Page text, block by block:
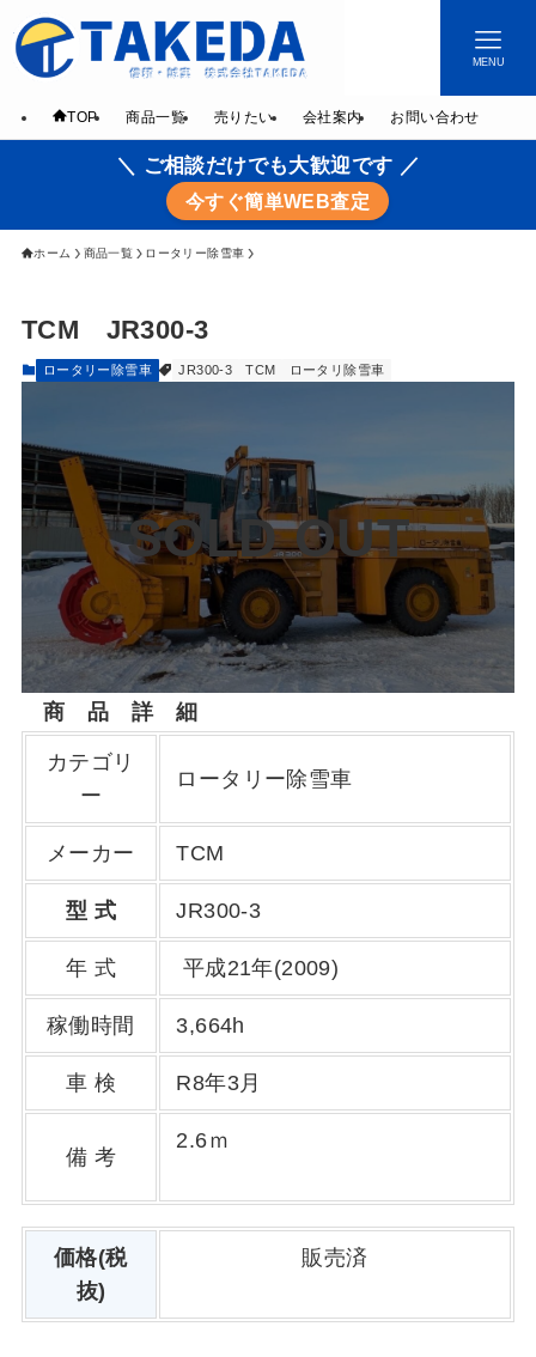
MENU
TOP 商品一覧 売りたい 会社案内 お問い合わせ
＼ ご相談だけでも大歓迎です ／
今すぐ簡単WEB査定
ホーム 商品一覧 ロータリー除雪車
TCM JR300-3
ロータリー除雪車 JR300-3 TCM ロータリ除雪車
SOLD OUT
商 品 詳 細
カテゴリ
ー
ロータリー除雪車
メーカー TCM
型 式 JR300-3
年 式 平成21年(2009)
稼働時間 3,664h
車 検 R8年3月
備 考
2.6ｍ
価格(税
抜)
販売済